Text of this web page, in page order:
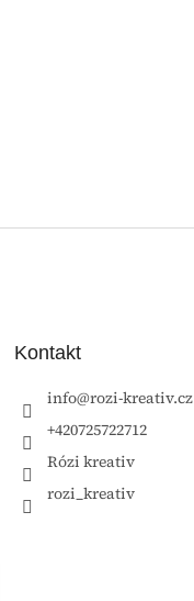
Kontakt
info@rozi-kreativ.cz
+420725722712
Rózi kreativ
rozi_kreativ